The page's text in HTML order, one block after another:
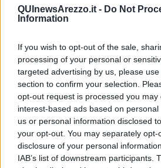
QUInewsArezzo.it - Do Not
Information
If you wish to opt-out of the sale,
processing of your personal or
targeted advertising by us, please
section to confirm your selection.
opt-out request is processed you may
interest-based ads based on
us or personal information disclosed
your opt-out. You may separately
disclosure of your personal
IAB’s list of downstream participants.
AREZZO —Arriva il temporale. Domani,
forti piogge sull'intero territorio aretino. Il
Regione Toscana ha emesso per l’intera
arancione di allerta meteoper rischio
Si prevedono cumulati medi di pioggia di
di 70-80 in occasione dei fenomeni